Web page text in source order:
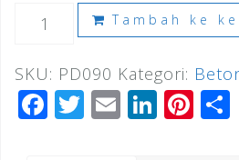
Kuantitas
Pagar
Panel
Tambah ke
SKU: PD090 Kategori:
F T E Li Pi